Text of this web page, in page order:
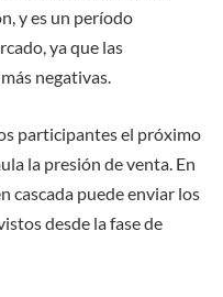
y es un período
ya que las
negativas.
participantes el próximo
la presión de venta. En
cascada puede enviar los
desde la fase de